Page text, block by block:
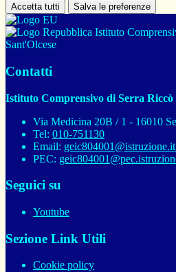
Accetta tutti Salva le preferenze
Istituto
Sant'Olcese
Contatti
Istituto Comprensivo di Serra Riccò
Via Medicina 20B / 1 - 16010
Tel: 010-751130
Email: geic804001@istruzione.it
PEC:
Seguici su
Youtube
Sezione Link Utili
Cookie policy